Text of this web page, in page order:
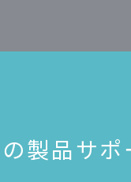
製品サ